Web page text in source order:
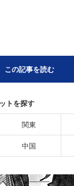
この記事を読む
トを探す
関東
中国